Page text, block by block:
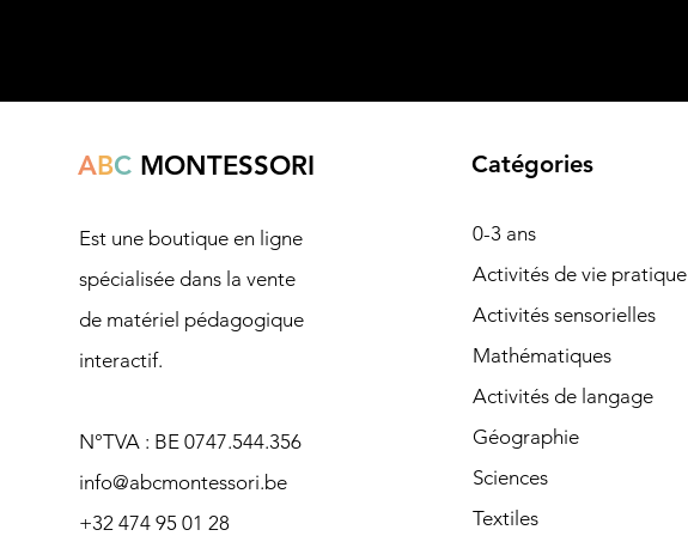
ABCMONTESSORI
Est une boutique en ligne
spécialisée dans la vente
de matériel pédagogique
interactif.
N°TVA : BE 0747.544.356
info@abcmontessori.be
+32 474 95 01 28
Catégories
0-3 ans
Activités de vie pratique
Activités sensorielles
Mathématiques
Activités de langage
Géographie
Sciences
Textiles